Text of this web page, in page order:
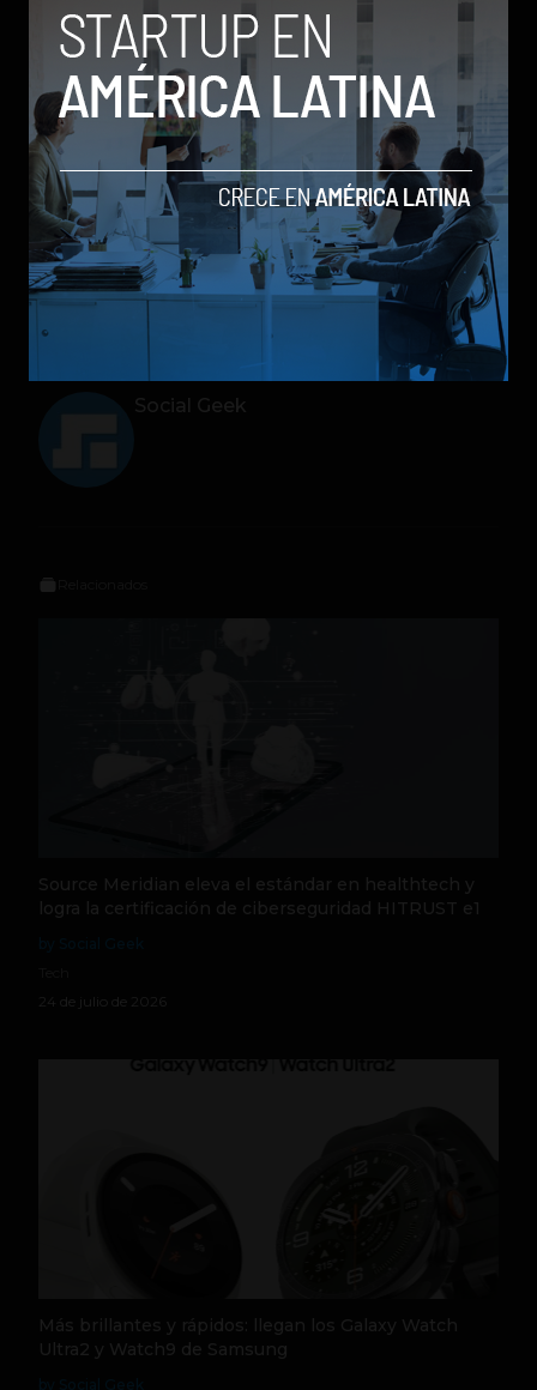
El precio del Oppo Air Glass no se ha anunciado,
pero sí está confirmado que será un dispositivo
de edición limitada que estará disponible en el
primer trimestre de 2022 solo en China, y muy
pronto los desarrolladores podrán acceder al
SDK.
NPU Oppo Oppo Air Glass
Social Geek
Source Meridian eleva el estándar en healthtech y
logra la certificación de ciberseguridad HITRUST e1
24 de julio de 2026
Más brillantes y rápidos: llegan los Galaxy Watch
Ultra2 y Watch9 de Samsung